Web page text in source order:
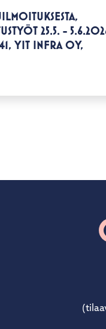
25.5. -
YIT INFRA OY,